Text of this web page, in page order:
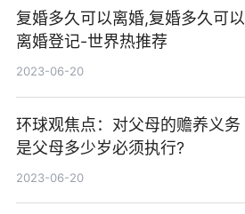
复婚多久可以离婚,复婚多久可以
离婚登记-世界热推荐
2023-06-20
环球观焦点：对父母的赡养义务
是父母多少岁必须执行?
2023-06-20